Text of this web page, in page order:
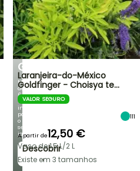
DE
PRIMAVERA
NOVIDADES
DA
IRIS
GERMANICA
Mais
de
60
variedades
inéditas
para
o
seu
jardim!
Descobrir
→
Laranjeira-do-México
Goldfinger - Choisya te…
VALOR SEGURO
111
A partir de12,50 €
Vaso de 1,5 L/2 L
Existe em 3 tamanhos